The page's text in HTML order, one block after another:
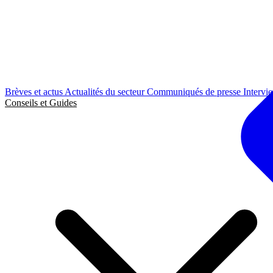
Brèves et actus Actualités du secteurCommuniqués de presse
Conseils et Guides